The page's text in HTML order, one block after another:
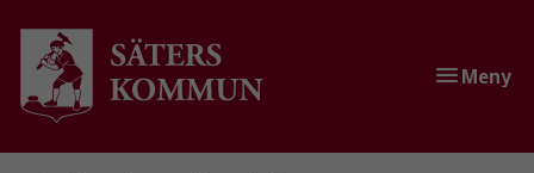
Gå till innehåll
Gå till huvudmeny
Meny